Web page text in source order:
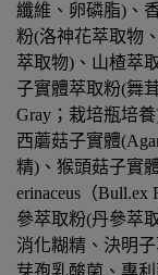
纖維、卵磷脂)、
粉(洛神花萃取物
萃取物)、山楂萃
子實體萃取粉(舞
Gray；栽培瓶培
西蘑菇子實體
精)、猴頭菇子實
erinaceus（
參萃取粉(丹參萃
消化糊精、決明
芽孢乳酸菌、專